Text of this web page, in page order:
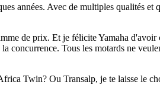
années. Avec de multiples qualités
de prix. Et je félicite Yamaha
concurrence. Tous les motards ne
Twin? Ou Transalp, je te laisse le